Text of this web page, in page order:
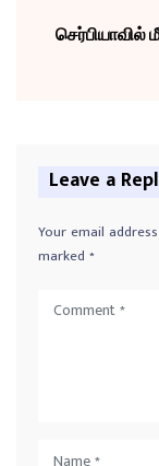
செர்பியாவில்
Leave a
Your email
marked *